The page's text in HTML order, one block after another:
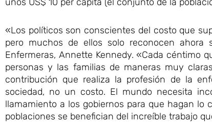
«Los políticos son conscientes del costo que
pero muchos de ellos solo reconocen ahora
Enfermeras, Annette Kennedy. «Cada céntimo
personas y las familias de maneras muy
contribución que realiza la profesión de la
sociedad, no un costo. El mundo necesita
llamamiento a los gobiernos para que hagan
poblaciones se benefician del increíble trabajo